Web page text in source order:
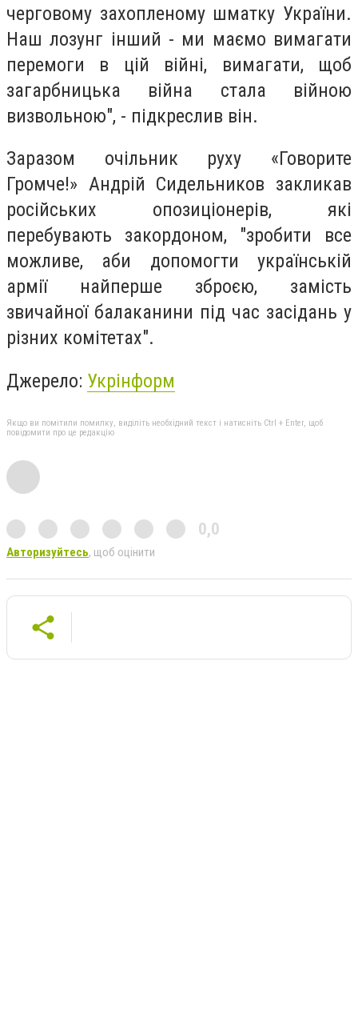
черговому захопленому шматку України.
Наш лозунг інший - ми маємо вимагати
перемоги в цій війні, вимагати, щоб
загарбницька війна стала війною
визвольною", - підкреслив він.
Заразом очільник руху «Говорите
Громче!» Андрій Сидельников закликав
російських опозиціонерів, які
перебувають закордоном, "зробити все
можливе, аби допомогти українській
армії найперше зброєю, замість
звичайної балаканини під час засідань у
різних комітетах".
Джерело: Укрінформ
Якщо ви помітили помилку, виділіть необхідний текст і натисніть Ctrl + Enter, щоб
повідомити про це редакцію
0,0
Авторизуйтесь, щоб оцінити